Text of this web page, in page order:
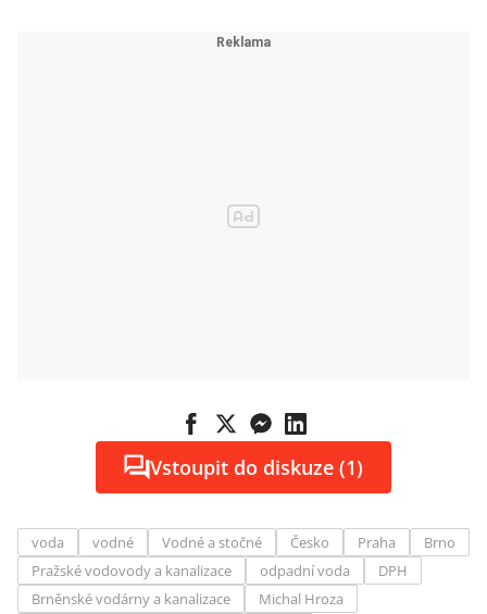
Vstoupit do diskuze (1)
voda vodné Vodné a stočné Česko Praha
Brno
Pražské vodovody a kanalizace
odpadní voda
DPH
Brněnské vodárny a kanalizace
Michal Hroza